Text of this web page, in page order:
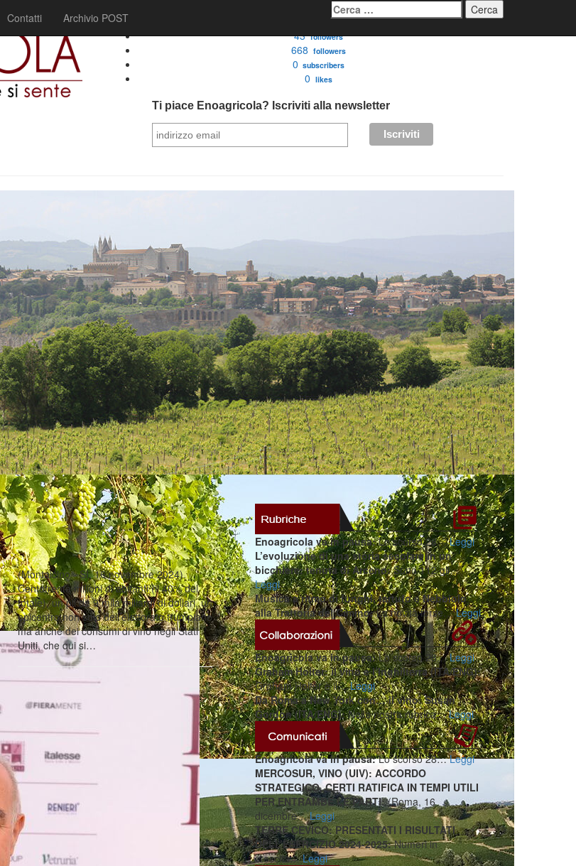
Contatti Archivio POST
Ricerca
per:
43 followers
668 followers
0 subscribers
0 likes
Ti piace Enoagricola? Iscriviti alla newsletter
(Montalcino - SI, 16 novembre 2024).
Centotrenta milioni di abitanti (il 40% del
totale), un pil da 9 mila miliardi di dollari, un
epicentro non solo dell’elettorato trumpiano
ma anche dei consumi di vino negli Stati
Uniti, che qui si…
Enoagricola va in pausa:Lo scorso 28…Leggi
L’evoluzione di una storia secolare in un
bicchiere: tenuta di Arceno:Sono 112 gli…
Leggi
Musica a ritmo di funghi, tartufo e Nebbiolo
alla Trattoria del Cimino:La novità forse…Leggi
Enoagricola va in pausa:Lo scorso 28…Leggi
Graham Holter: il vino e l’Inghilterra (ITA/ENG):
Graham Holter è il…Leggi
Da Roma a New York con… il vino: Susan
Gordon (ITA/ENG):Nella nostra rubrica…Leggi
Enoagricola va in pausa:Lo scorso 28…Leggi
MERCOSUR, VINO (UIV): ACCORDO
STRATEGICO, CERTI RATIFICA IN TEMPI UTILI
PER ENTRAMBE LE PARTI:(Roma, 16
dicembre…Leggi
TERRE CEVICO: PRESENTATI I RISULTATI
DELL’ESERCIZIO 2024-2025:Numeri in
crescita…Leggi